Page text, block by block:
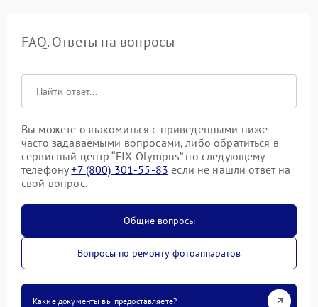
FAQ. Ответы на вопросы
Вы можете ознакомиться с приведенными ниже
часто задаваемыми вопросами, либо обратиться в
сервисный центр “FIX-Olympus” по следующему
телефону+7 (800) 301-55-83 если не нашли ответ на
свой вопрос.
Общие вопросы
Вопросы по ремонту фотоаппаратов
Какие документы вы предоставляете?